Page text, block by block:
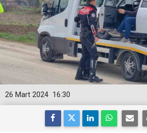
16:30
26 Mart 2024